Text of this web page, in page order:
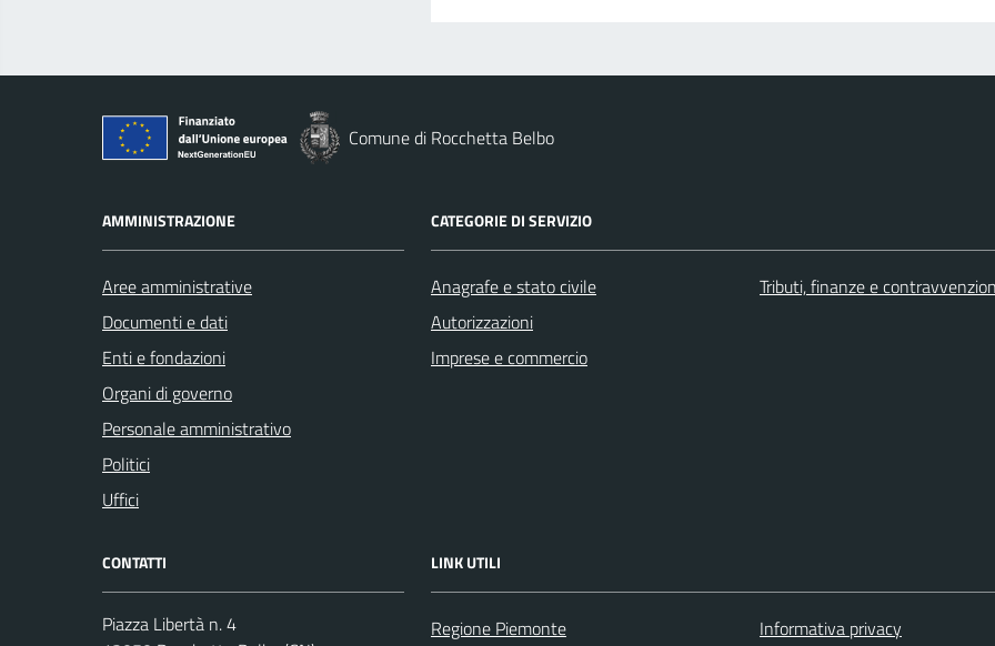
Comune di Rocchetta Belbo
AMMINISTRAZIONE
Aree amministrative
Documenti e dati
Enti e fondazioni
Organi di governo
Personale amministrativo
Politici
Uffici
CATEGORIE DI SERVIZIO
Anagrafe e stato civile
Autorizzazioni
Imprese e commercio
Tributi, finanze e
CONTATTI
Piazza Libertà n. 4
LINK UTILI
Regione Piemonte
Informativa privacy